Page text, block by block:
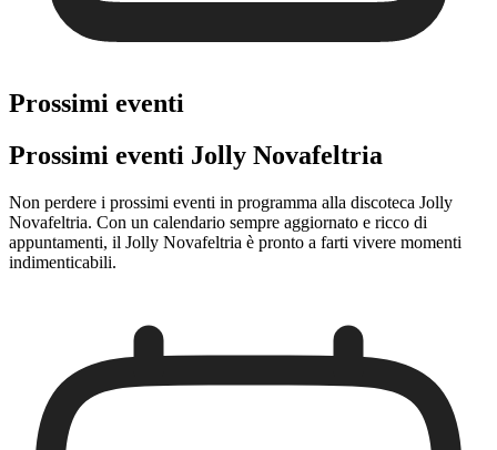
Prossimi eventi
Prossimi eventi Jolly Novafeltria
Non perdere i prossimi eventi in programma alla discoteca Jolly
Novafeltria. Con un calendario sempre aggiornato e ricco di
appuntamenti, il Jolly Novafeltria è pronto a farti vivere momenti
indimenticabili.